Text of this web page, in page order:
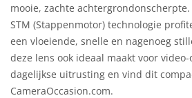
mooie, zachte
STM (Stappenmotor) technologie
een vloeiende, snelle en nagenoeg
deze lens ook ideaal maakt voor
dagelijkse uitrusting en vind dit
CameraOccasion.com.